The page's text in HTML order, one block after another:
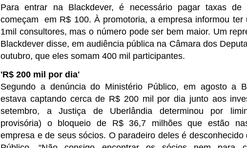
Para entrar na Blackdever, é necessário pagar taxas de
começam em R$ 100. À promotoria, a empresa informou ter
1mil consultores, mas o número pode ser bem maior. Um
Blackdever disse, em audiência pública na Câmara dos
outubro, que eles somam 400 mil participantes.
'R$ 200 mil por dia'
Segundo a denúncia do Ministério Público, em agosto a
estava captando cerca de R$ 200 mil por dia junto aos
setembro, a Justiça de Uberlândia determinou por
provisória) o bloqueio de R$ 36,7 milhões que estão
empresa e de seus sócios. O paradeiro deles é desconhecido